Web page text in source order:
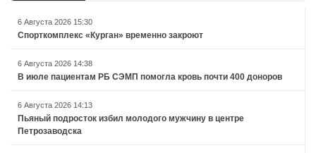
6 Августа 2026 15:30
Спорткомплекс «Курган» временно закроют
6 Августа 2026 14:38
В июле пациентам РБ СЭМП помогла кровь почти 400 доноров
6 Августа 2026 14:13
Пьяный подросток избил молодого мужчину в центре
Петрозаводска